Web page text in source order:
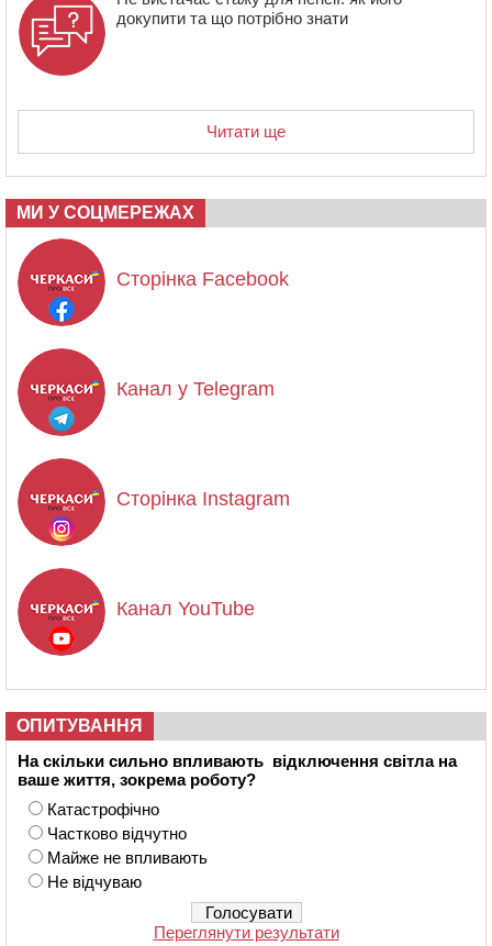
докупити та що потрібно знати
Читати ще
МИ У СОЦМЕРЕЖАХ
Сторінка Facebook
Канал у Telegram
Сторінка Instagram
Канал YouTube
ОПИТУВАННЯ
На скільки сильно впливають відключення світла на
ваше життя, зокрема роботу?
Катастрофічно
Частково відчутно
Майже не впливають
Не відчуваю
Переглянути результати